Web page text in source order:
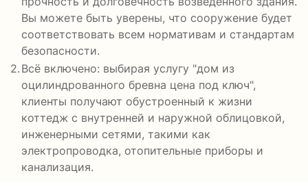
Вы можете быть уверены, что сооружение будет
соответствовать всем нормативам и стандартам
безопасности.
Всё включено: выбирая услугу "дом из
оцилиндрованного бревна цена под ключ",
клиенты получают обустроенный к жизни
коттедж с внутренней и наружной облицовкой,
инженерными сетями, такими как
электропроводка, отопительные приборы и
канализация.